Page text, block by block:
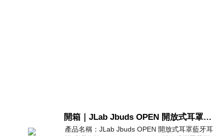
開箱｜JLab Jbuds OPEN 開放式耳罩藍牙耳機 - 設計美學，輕巧、透氣、環境音全物理達成！
產品名稱：JLab Jbuds OPEN 開放式耳罩藍牙耳